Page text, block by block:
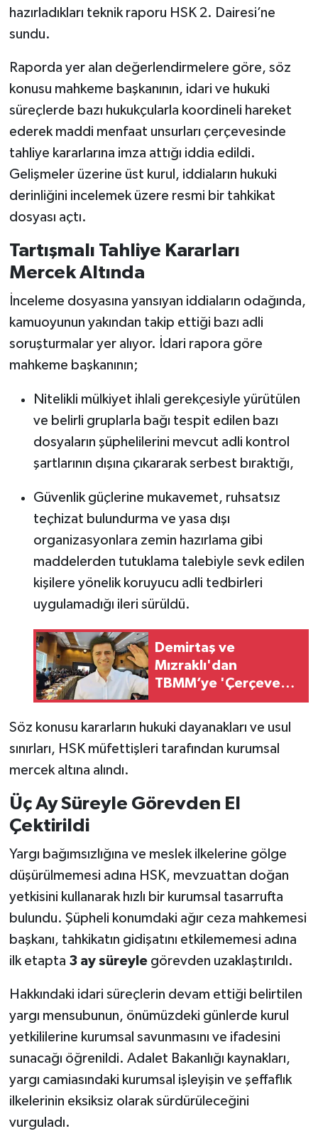
hazırladıkları teknik raporu HSK 2. Dairesi’ne
sundu.
Raporda yer alan değerlendirmelere göre, söz
konusu mahkeme başkanının, idari ve hukuki
süreçlerde bazı hukukçularla koordineli hareket
ederek maddi menfaat unsurları çerçevesinde
tahliye kararlarına imza attığı iddia edildi.
Gelişmeler üzerine üst kurul, iddiaların hukuki
derinliğini incelemek üzere resmi bir tahkikat
dosyası açtı.
Tartışmalı Tahliye Kararları
Mercek Altında
İnceleme dosyasına yansıyan iddiaların odağında,
kamuoyunun yakından takip ettiği bazı adli
soruşturmalar yer alıyor. İdari rapora göre
mahkeme başkanının;
Nitelikli mülkiyet ihlali gerekçesiyle yürütülen
ve belirli gruplarla bağı tespit edilen bazı
dosyaların şüphelilerini mevcut adli kontrol
şartlarının dışına çıkararak serbest bıraktığı,
Güvenlik güçlerine mukavemet, ruhsatsız
teçhizat bulundurma ve yasa dışı
organizasyonlara zemin hazırlama gibi
maddelerden tutuklama talebiyle sevk edilen
kişilere yönelik koruyucu adli tedbirleri
uygulamadığı ileri sürüldü.
Demirtaş ve
Mızraklı'dan
TBMM’ye 'Çerçeve
Yasa' Mesajı
Söz konusu kararların hukuki dayanakları ve usul
sınırları, HSK müfettişleri tarafından kurumsal
mercek altına alındı.
Üç Ay Süreyle Görevden El
Çektirildi
Yargı bağımsızlığına ve meslek ilkelerine gölge
düşürülmemesi adına HSK, mevzuattan doğan
yetkisini kullanarak hızlı bir kurumsal tasarrufta
bulundu. Şüpheli konumdaki ağır ceza mahkemesi
başkanı, tahkikatın gidişatını etkilememesi adına
ilk etapta 3 ay süreylegörevden uzaklaştırıldı.
Hakkındaki idari süreçlerin devam ettiği belirtilen
yargı mensubunun, önümüzdeki günlerde kurul
yetkililerine kurumsal savunmasını ve ifadesini
sunacağı öğrenildi. Adalet Bakanlığı kaynakları,
yargı camiasındaki kurumsal işleyişin ve şeffaflık
ilkelerinin eksiksiz olarak sürdürüleceğini
vurguladı.